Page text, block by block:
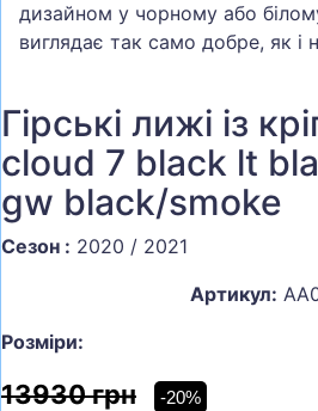
дизайном у чорному або
виглядає так само добре, як і
Гірські лижі із
cloud 7 black lt
gw black/smoke
Сезон : 2020 / 2021
Артикул:
Розміри:
13930 грн -20%